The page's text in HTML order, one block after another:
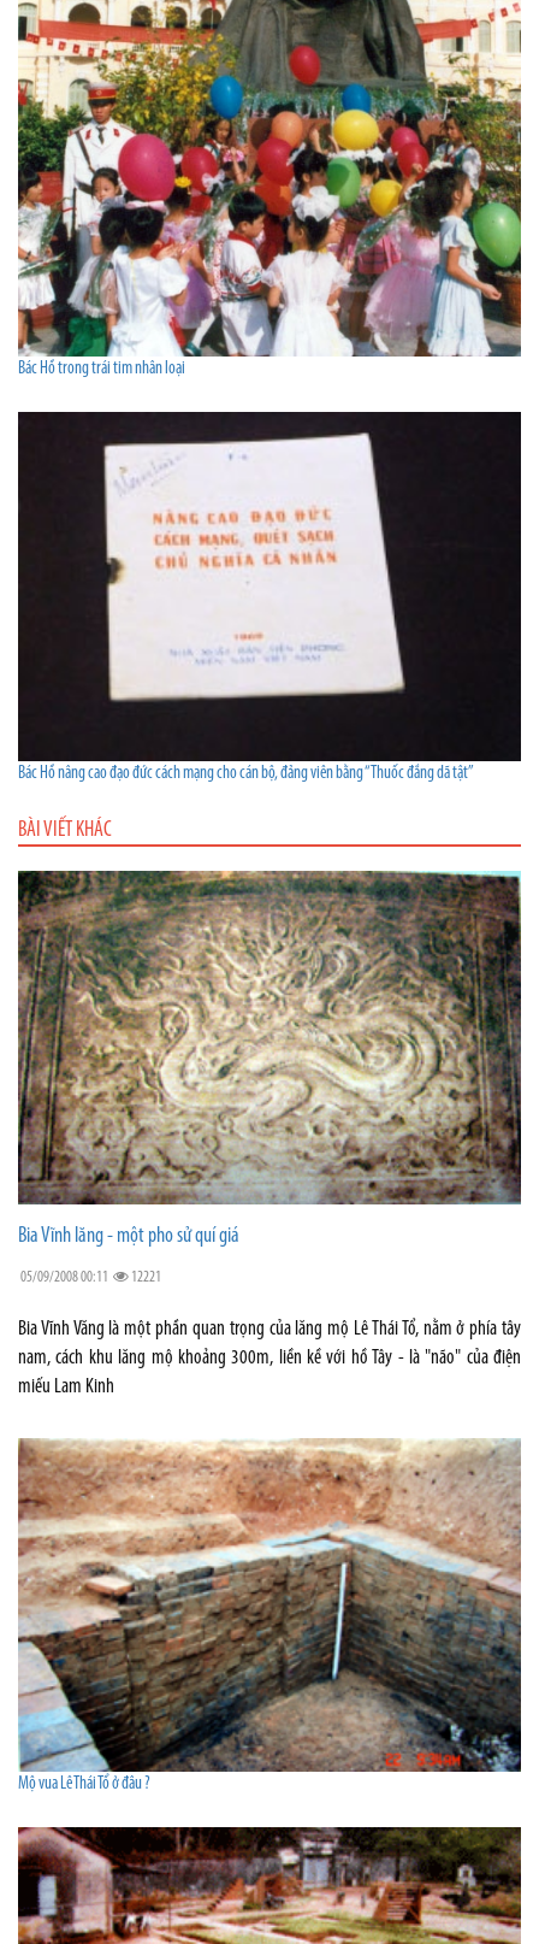
Bác Hồ trong trái tim nhân loại
Bác Hồ nâng cao đạo đức cách mạng cho cán bộ, đảng viên bằng “Thuốc đắng dã tật”
BÀI VIẾT KHÁC
Bia Vĩnh lăng - một pho sử quí giá
05/09/2008 00:11 12221
Bia Vĩnh Văng là một phần quan trọng của lăng mộ Lê Thái Tổ, nằm ở phía tây
nam, cách khu lăng mộ khoảng 300m, liền kề với hồ Tây - là "não" của điện
miếu Lam Kinh
Mộ vua Lê Thái Tổ ở đâu ?